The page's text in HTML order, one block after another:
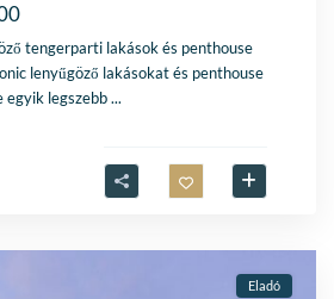
tengerparti lakások és penthouse
lenyűgöző lakásokat és penthouse
egyik legszebb...
Eladó